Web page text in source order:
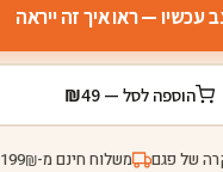
עכשיו — ראו איך זה ייראה
הוספה לסל — ₪49
של פגם משלוח חינם מ-₪
199